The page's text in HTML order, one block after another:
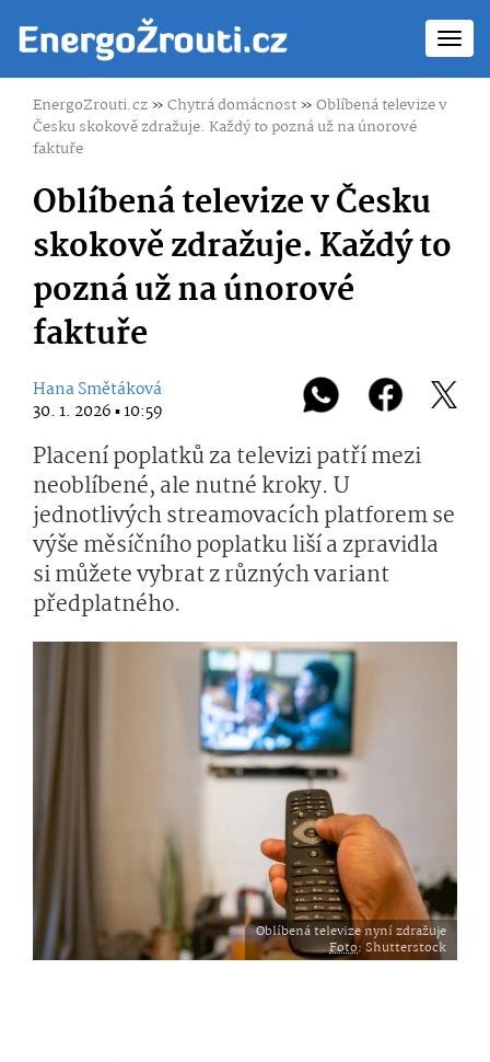
EnergoZrouti.cz»Chytrá domácnost»Oblíbená televize v
Česku skokově zdražuje. Každý to pozná už na únorové
faktuře
Oblíbená televize v Česku
skokově zdražuje. Každý to
pozná už na únorové
faktuře
Hana Smětáková
30. 1. 2026 ▪ 10:59
Placení poplatků za televizi patří mezi
neoblíbené, ale nutné kroky. U
jednotlivých streamovacích platforem se
výše měsíčního poplatku liší a zpravidla
si můžete vybrat z různých variant
předplatného.
Oblíbená televize nyní zdražuje
Foto: Shutterstock